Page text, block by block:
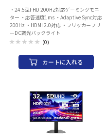
・24.5型FHD 200Hz対応ゲーミングモニ
ター ・応答速度1ms ・Adaptive Sync対応
200Hz ・HDMI 2.0対応 ・フリッカーフリ
ーDC調光バックライト
(0)
カートに入れる